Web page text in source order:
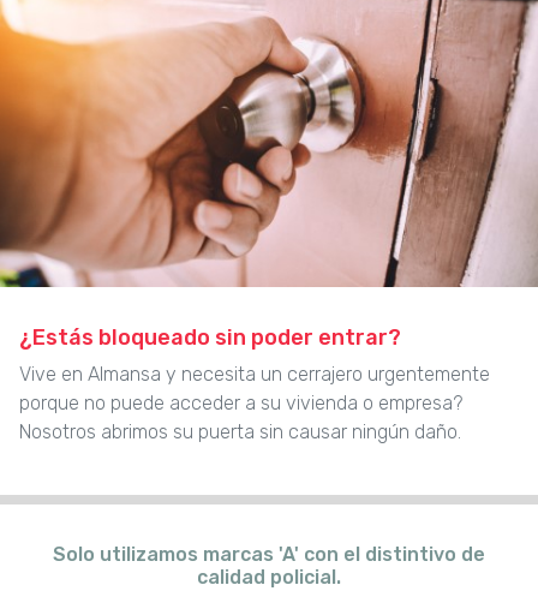
¿Estás bloqueado sin poder entrar?
Vive en Almansa y necesita un cerrajero urgentemente
porque no puede acceder a su vivienda o empresa?
Nosotros abrimos su puerta sin causar ningún daño.
Solo utilizamos marcas 'A' con el distintivo de
calidad policial.